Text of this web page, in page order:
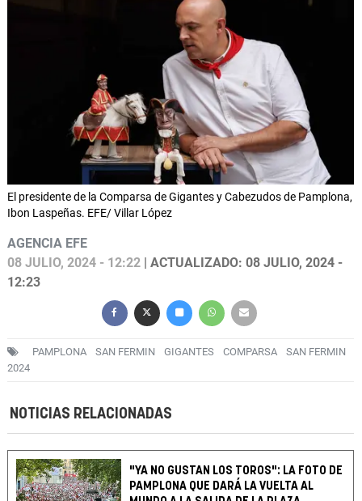
El presidente de la Comparsa de Gigantes y Cabezudos de Pamplona,
Ibon Laspeñas. EFE/ Villar López
AGENCIA EFE
08 JULIO, 2024 - 12:22 | ACTUALIZADO: 08 JULIO, 2024 -
12:23
PAMPLONA SAN FERMIN GIGANTES COMPARSA
SAN FERMIN
2024
NOTICIAS RELACIONADAS
"YA NO GUSTAN LOS TOROS": LA FOTO DE
PAMPLONA QUE DARÁ LA VUELTA AL